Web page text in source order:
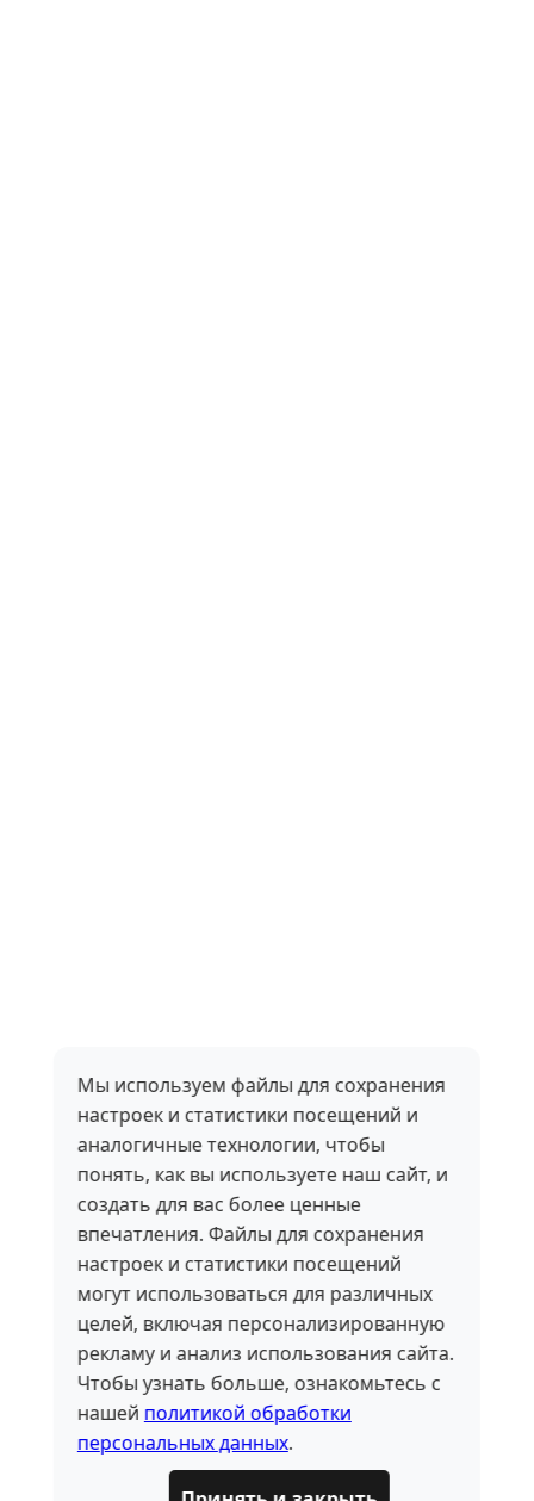
Мы используем файлы для сохранения
настроек и статистики посещений и
аналогичные технологии, чтобы
понять, как вы используете наш сайт, и
создать для вас более ценные
впечатления. Файлы для сохранения
настроек и статистики посещений
могут использоваться для различных
целей, включая персонализированную
рекламу и анализ использования сайта.
Чтобы узнать больше, ознакомьтесь с
нашей политикой обработки
персональных данных.